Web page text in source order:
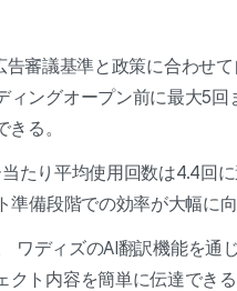
告審議基準と政策に合わせ
ングオープン前に最大5回
る。
たり平均使用回数は4.4回
準備段階での効率が大幅に
ワディズのAI翻訳機能を通
ト内容を簡単に伝達でき